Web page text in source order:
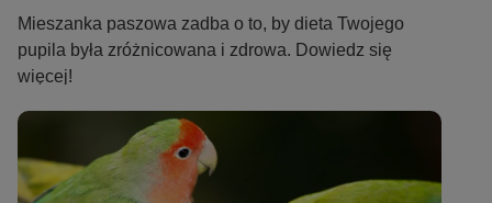
Mieszanka paszowa zadba o to, by dieta Twojego
pupila była zróżnicowana i zdrowa. Dowiedz się
więcej!